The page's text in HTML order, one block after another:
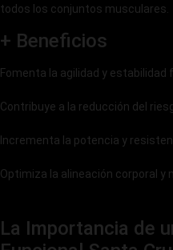
todos los conjuntos musculares.
+ Beneficios
Fomenta la agilidad y estabilidad
Contribuye a la reducción del
Incrementa la potencia y
Optimiza la alineación corporal y
La Importancia de